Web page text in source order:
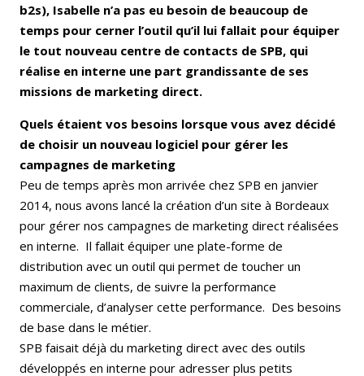
b2s), Isabelle n’a pas eu besoin de beaucoup de
temps pour cerner l’outil qu’il lui fallait pour équiper
le tout nouveau centre de contacts de SPB, qui
réalise en interne une part grandissante de ses
missions de marketing direct.
Quels étaient vos besoins lorsque vous avez décidé
de choisir un nouveau logiciel pour gérer les
campagnes de marketing
Peu de temps après mon arrivée chez SPB en janvier
2014, nous avons lancé la création d’un site à Bordeaux
pour gérer nos campagnes de marketing direct réalisées
en interne. Il fallait équiper une plate-forme de
distribution avec un outil qui permet de toucher un
maximum de clients, de suivre la performance
commerciale, d’analyser cette performance. Des besoins
de base dans le métier.
SPB faisait déjà du marketing direct avec des outils
développés en interne pour adresser plus petits